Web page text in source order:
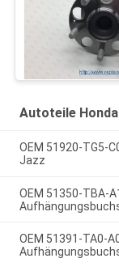
Autoteile Honda
OEM 51920-TG5-
Jazz
OEM 51350-TBA-
OEM 51391-TA0-